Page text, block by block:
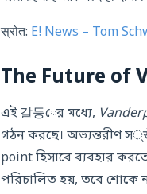
स्रोत: E! News – Tom
The Future of
এই 갈등ের মধ্যে,
গঠন করছে। অভ্যন্তরীণ
point হিসাবে ব্যবহার
পরিচালিত হয়, তবে শোকে